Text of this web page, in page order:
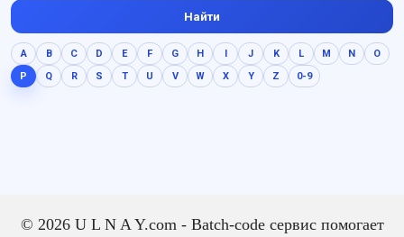
Найти
A B C D E F G H I J K L M N
O
P
Q R S T U V W X Y Z 0-9
© 2026 U L N A Y.com - Batch-code сервис помогает